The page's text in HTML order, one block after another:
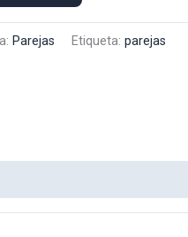
Parejas Etiqueta: parejas